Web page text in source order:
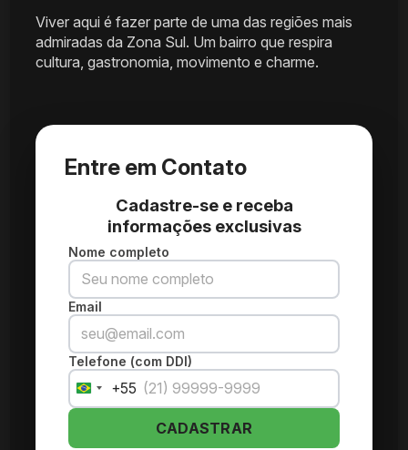
Viver aqui é fazer parte de uma das regiões mais
admiradas da Zona Sul. Um bairro que respira
cultura, gastronomia, movimento e charme.
Entre em Contato
Cadastre-se e receba
informações exclusivas
Nome completo
Email
Telefone (com DDI)
Brazil
+55
+55
CADASTRAR